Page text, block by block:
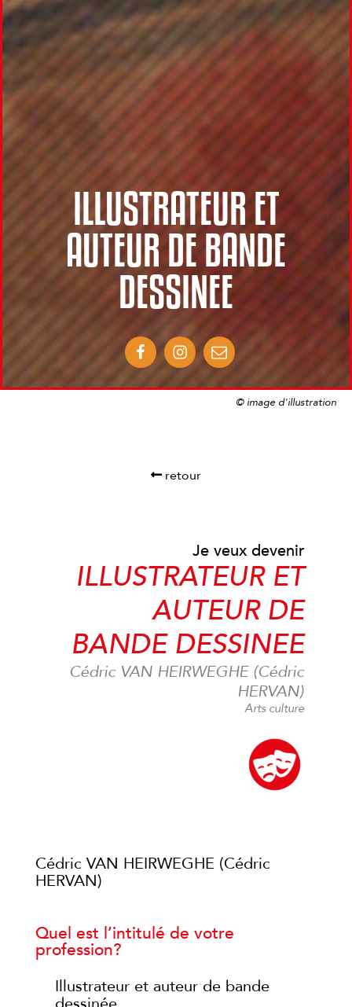
ILLUSTRATEUR ET
AUTEUR DE BANDE
DESSINEE
© image d'illustration
retour
Je veux devenir
ILLUSTRATEUR ET
AUTEUR DE
BANDE DESSINEE
Cédric VAN HEIRWEGHE (Cédric
HERVAN)
Arts culture
Cédric VAN HEIRWEGHE (Cédric
HERVAN)
Quel est l’intitulé de votre
profession?
Illustrateur et auteur de bande